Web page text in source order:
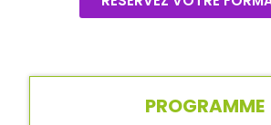
PROGRAMME